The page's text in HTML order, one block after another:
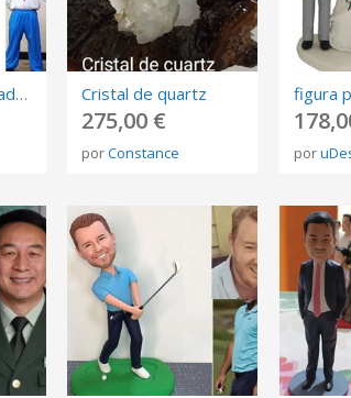
figura personalizada de fotos, 3D retrato Biscuit, muñeca de arte mini me personalizada Cristal de quartz
275,00 €
porConstance por